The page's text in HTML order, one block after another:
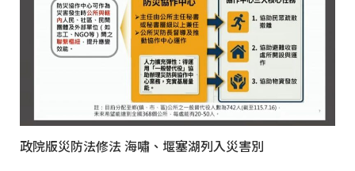
政院版災防法修法 海嘯、堰塞湖列入災害別